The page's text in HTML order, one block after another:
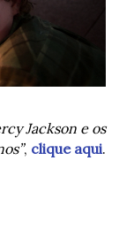
Jackson e os
, clique aqui.